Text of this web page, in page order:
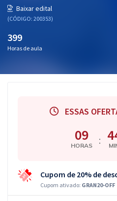
Questões grátis
Blog
Baixar edital
(CÓDIGO: 200353)
399
Horas de aula
ESSAS
09
HORAS :
Cupom de 20% de
Cupom ativado: GRAN20-OFF